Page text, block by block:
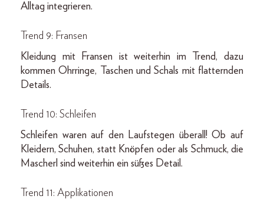
Alltag integrieren.
Trend 9: Fransen
Kleidung mit Fransen ist weiterhin im Trend, dazu
kommen Ohrringe, Taschen und Schals mit flatternden
Details.
Trend 10: Schleifen
Schleifen waren auf den Laufstegen überall! Ob auf
Kleidern, Schuhen, statt Knöpfen oder als Schmuck, die
Mascherl sind weiterhin ein süßes Detail.
Trend 11: Applikationen